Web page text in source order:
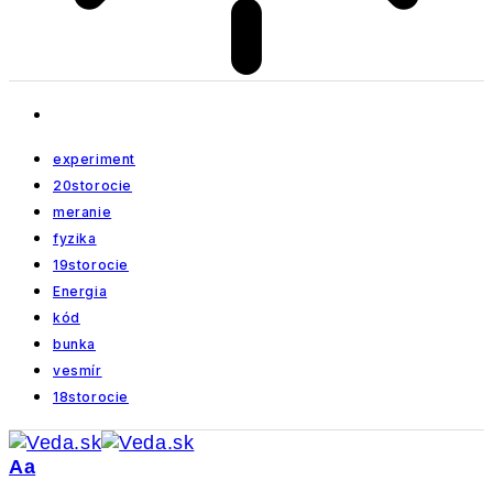
experiment
20storocie
meranie
fyzika
19storocie
Energia
kód
bunka
vesmír
18storocie
Veľkosť
Aa